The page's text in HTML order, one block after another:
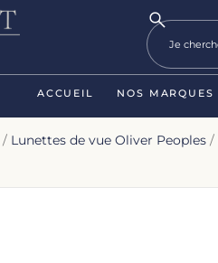
ACCUEIL NOS MARQUES
/ Lunettes de vue Oliver Peoples /